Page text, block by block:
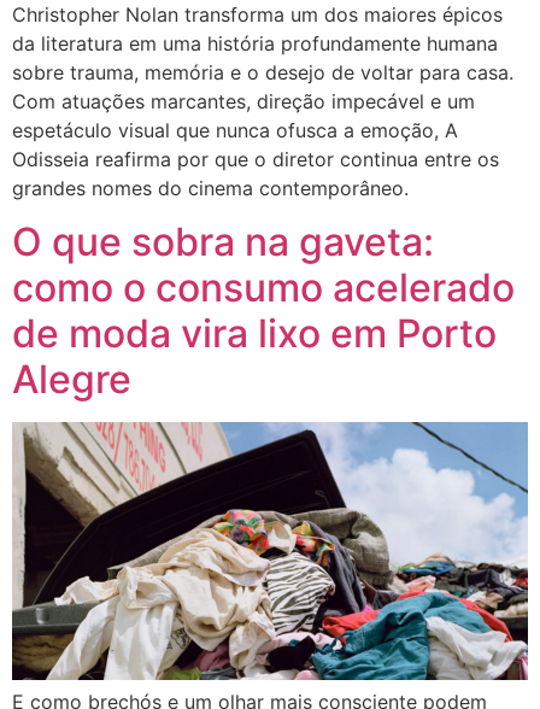
Christopher Nolan transforma um dos maiores épicos
da literatura em uma história profundamente humana
sobre trauma, memória e o desejo de voltar para casa.
Com atuações marcantes, direção impecável e um
espetáculo visual que nunca ofusca a emoção, A
Odisseia reafirma por que o diretor continua entre os
grandes nomes do cinema contemporâneo.
O que sobra na gaveta:
como o consumo acelerado
de moda vira lixo em Porto
Alegre
E como brechós e um olhar mais consciente podem